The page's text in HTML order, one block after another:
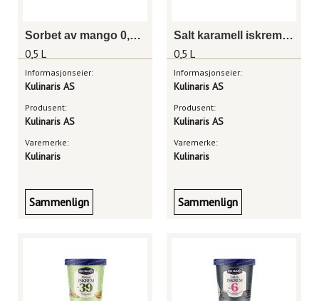
Sorbet av mango 0,5 liter
0,5 L
Informasjonseier:
Kulinaris AS
Produsent:
Kulinaris AS
Varemerke:
Kulinaris
Sammenlign
Salt karamell iskrem 0,5 liter
0,5 L
Informasjonseier:
Kulinaris AS
Produsent:
Kulinaris AS
Varemerke:
Kulinaris
Sammenlign